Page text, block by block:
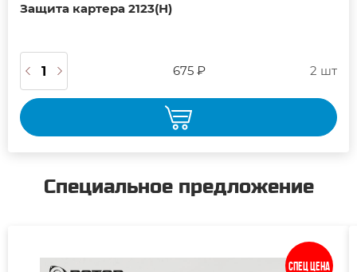
Защита картера 2123(Н)
675 ₽ 2 шт
Специальное предложение
Спец цена